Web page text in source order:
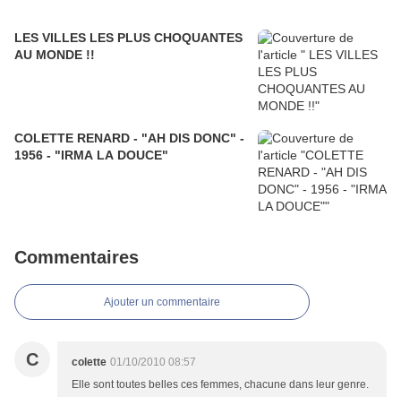
LES VILLES LES PLUS CHOQUANTES
AU MONDE !!
COLETTE RENARD - "AH DIS DONC" -
1956 - "IRMA LA DOUCE"
Commentaires
Ajouter un commentaire
C colette 01/10/2010 08:57
Elle sont toutes belles ces femmes, chacune dans leur genre.